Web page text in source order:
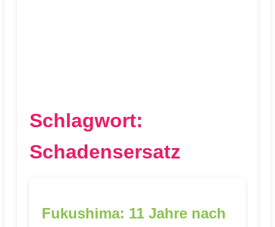
Schlagwort:
Schadensersatz
Fukushima: 11 Jahre nach